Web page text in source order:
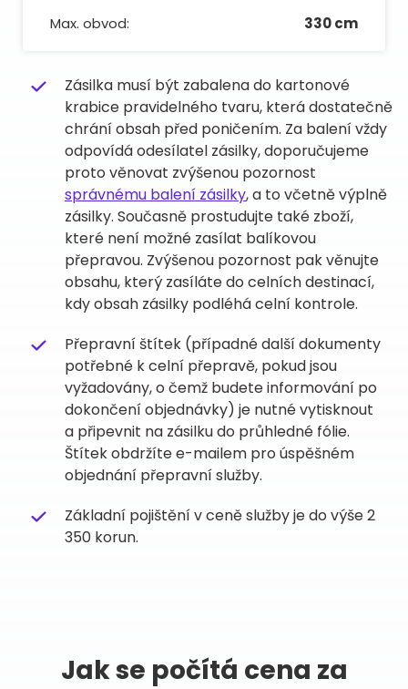
Max. obvod: 330 cm
Zásilka musí být zabalena do kartonové
krabice pravidelného tvaru, která dostatečně
chrání obsah před poničením. Za balení vždy
odpovídá odesílatel zásilky, doporučujeme
proto věnovat zvýšenou pozornost
správnému balení zásilky, a to včetně výplně
zásilky. Současně prostudujte také zboží,
které není možné zasílat balíkovou
přepravou. Zvýšenou pozornost pak věnujte
obsahu, který zasíláte do celních destinací,
kdy obsah zásilky podléhá celní kontrole.
Přepravní štítek (případné další dokumenty
potřebné k celní přepravě, pokud jsou
vyžadovány, o čemž budete informování po
dokončení objednávky) je nutné vytisknout
a připevnit na zásilku do průhledné fólie.
Štítek obdržíte e-mailem pro úspěšném
objednání přepravní služby.
Základní pojištění v ceně služby je do výše 2
350 korun.
Jak se počítá cena za